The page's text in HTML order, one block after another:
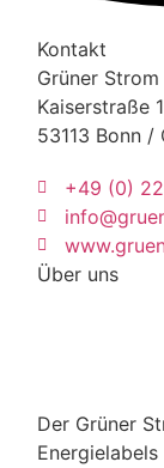
Kontakt
Grüner Strom
Kaiserstraße
53113 Bonn /
+49 (0)
Über uns
Der Grüner